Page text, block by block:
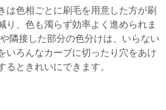
は色相ごとに刷毛を用意した方が刷
り、色も濁らず効率よく進められま
隣接した部分の色分けは、いらない
いろんなカーブに切ったり穴をあけ
るときれいにできます。